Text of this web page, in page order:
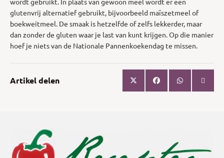
glutenvrij alternatief gebruikt, bijvoorbeeld maïszetmeel of
boekweitmeel. De smaak is hetzelfde of zelfs lekkerder, maar
dan zonder de gluten waar je last van kunt krijgen. Op die manier
hoef je niets van de Nationale Pannenkoekendag te missen.
Artikel delen